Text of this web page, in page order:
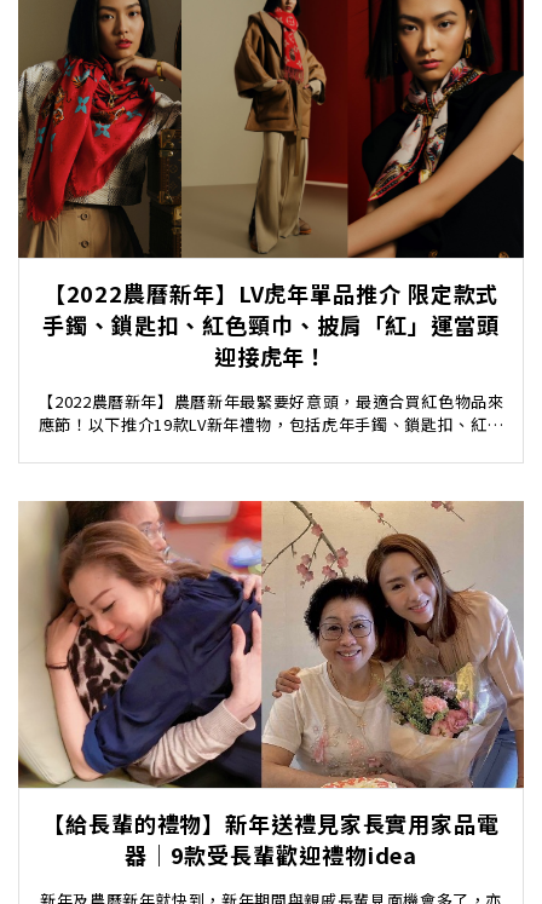
【2022農曆新年】LV虎年單品推介 限定款式
手鐲、鎖匙扣、紅色頸巾、披肩「紅」運當頭
迎接虎年！
【2022農曆新年】農曆新年最緊要好意頭，最適合買紅色物品來
應節！以下推介19款LV新年禮物，包括虎年手鐲、鎖匙扣、紅色
【給長輩的禮物】新年送禮見家長實用家品電
器｜9款受長輩歡迎禮物idea